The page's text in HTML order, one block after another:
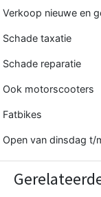
Verkoop nieuwe en
Schade taxatie
Schade reparatie
Ook motorscooters
Fatbikes
Open van dinsdag t/